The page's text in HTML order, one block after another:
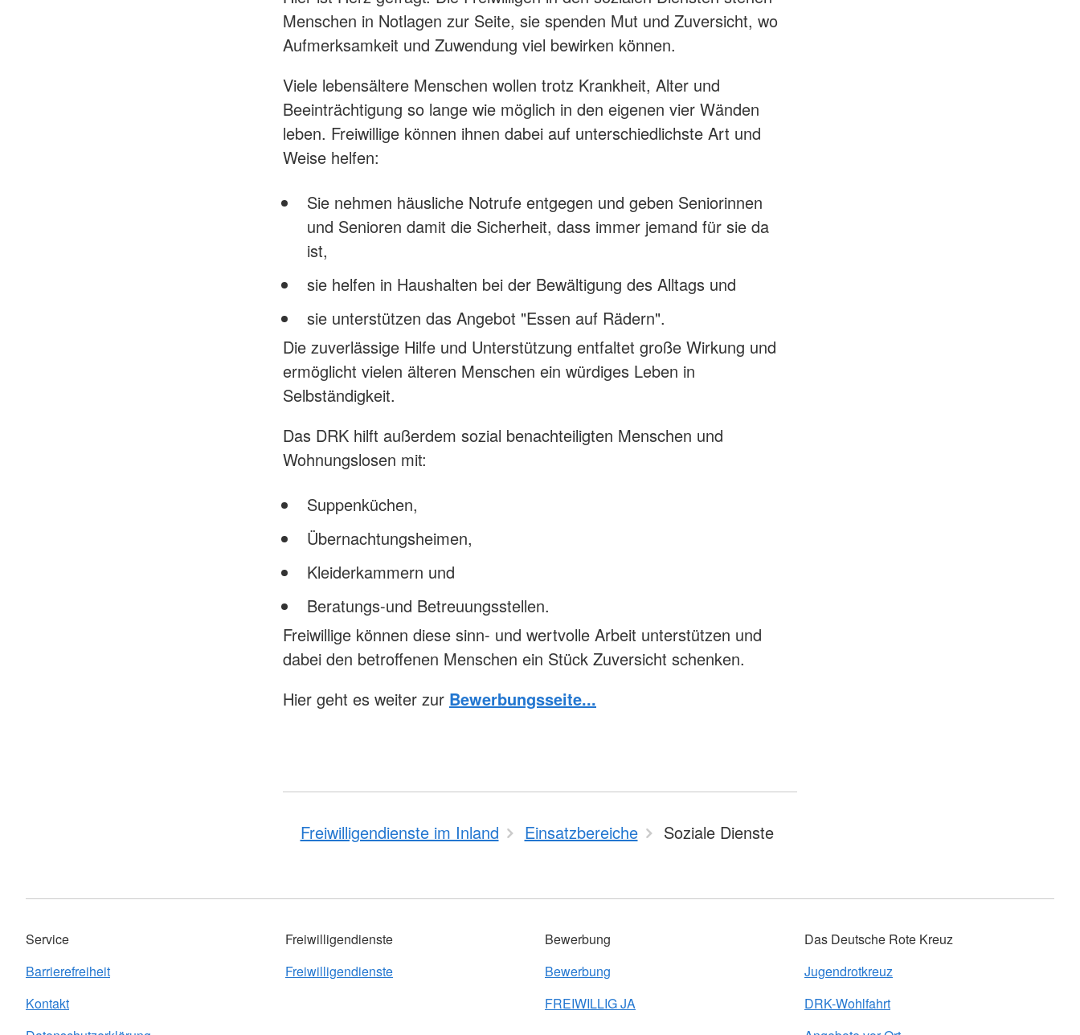
Menschen in Notlagen zur Seite, sie spenden Mut und Zuversicht, wo
Aufmerksamkeit und Zuwendung viel bewirken können.
Viele lebensältere Menschen wollen trotz Krankheit, Alter und
Beeinträchtigung so lange wie möglich in den eigenen vier Wänden
leben. Freiwillige können ihnen dabei auf unterschiedlichste Art und
Weise helfen:
Sie nehmen häusliche Notrufe entgegen und geben Seniorinnen
und Senioren damit die Sicherheit, dass immer jemand für sie da
ist,
sie helfen in Haushalten bei der Bewältigung des Alltags und
sie unterstützen das Angebot "Essen auf Rädern".
Die zuverlässige Hilfe und Unterstützung entfaltet große Wirkung und
ermöglicht vielen älteren Menschen ein würdiges Leben in
Selbständigkeit.
Das DRK hilft außerdem sozial benachteiligten Menschen und
Wohnungslosen mit:
Suppenküchen,
Übernachtungsheimen,
Kleiderkammern und
Beratungs-und Betreuungsstellen.
Freiwillige können diese sinn- und wertvolle Arbeit unterstützen und
dabei den betroffenen Menschen ein Stück Zuversicht schenken.
Hier geht es weiter zur Bewerbungsseite...
Freiwilligendienste im Inland Einsatzbereiche Soziale Dienste
Service
Barrierefreiheit
Kontakt
Freiwilligendienste
Freiwilligendienste
Bewerbung
Bewerbung
FREIWILLIG JA
Das Deutsche Rote Kreuz
Jugendrotkreuz
DRK-Wohlfahrt